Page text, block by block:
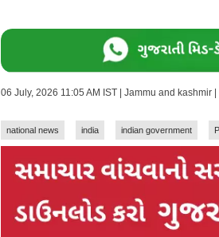
06 July, 2026 11:05 AM IST | Jammu and kashmir
national news india indian government